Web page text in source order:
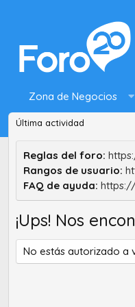
Zona de Negocios
Última actividad
Reglas del foro:
Rangos de usuario:
FAQ de ayuda:
¡Ups! Nos
No estás autorizado a